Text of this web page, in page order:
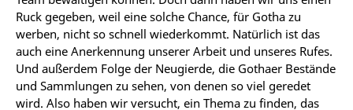
Ruck gegeben, weil eine solche Chance, für Gotha zu
werben, nicht so schnell wiederkommt. Natürlich ist das
auch eine Anerkennung unserer Arbeit und unseres Rufes.
Und außerdem Folge der Neugierde, die Gothaer Bestände
und Sammlungen zu sehen, von denen so viel geredet
wird. Also haben wir versucht, ein Thema zu finden, das